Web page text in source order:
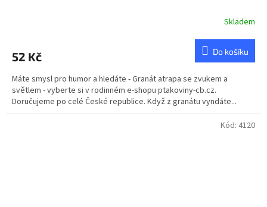
Skladem
52 Kč Do košíku
Máte smysl pro humor a hledáte - Granát atrapa se zvukem a
světlem - vyberte si v rodinném e-shopu ptakoviny-cb.cz.
Doručujeme po celé České republice. Když z granátu vyndáte...
Kód: 4120